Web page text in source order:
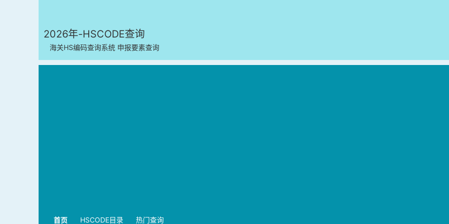
2026年-HSCODE查询
海关HS编码查询系统 申报要素查询
首页 HSCODE目录 热门查询